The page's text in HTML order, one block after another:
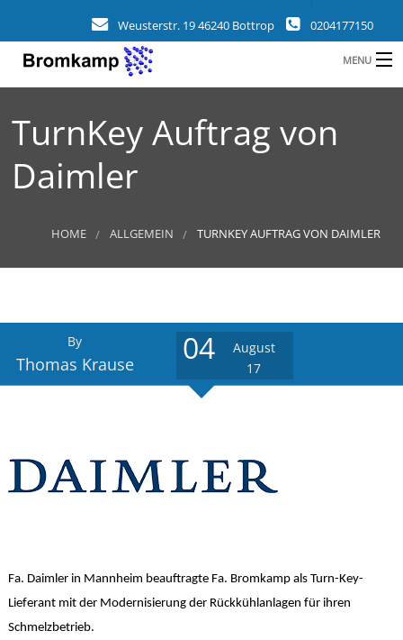
Weusterstr. 19 46240 Bottrop 0204177150
MENU
UNTERNEHMEN
BRANCHEN
REFERENZEN
KONTAKT
TurnKey Auftrag von
Daimler
HOME ALLGEMEIN TURNKEY AUFTRAG VON DAIMLER
By
Thomas Krause 04
August
17
Fa. Daimler in Mannheim beauftragte Fa. Bromkamp als Turn-Key-
Lieferant mit der Modernisierung der Rückkühlanlagen für ihren
Schmelzbetrieb.